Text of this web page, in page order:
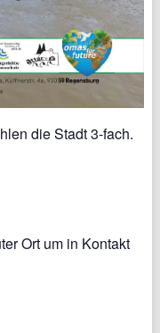
die Stadt 3-fach.
Ort um in Kontakt